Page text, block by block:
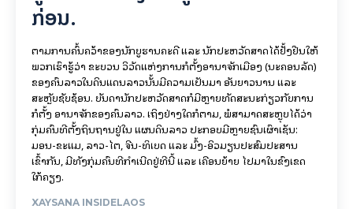
ກ່ອນ.
ຕາມການຄົ້ນຄວ້າຂອງນັກບູຮານຄະດີ ແລະ ນັກປະຫວັດສາດໄດ້ຢັ້ງຢືນໃຫ້
ພວກເຮົາຮູ້ວ່າ ຂະບວນ ວິວັດແຫ່ງການກໍ່ຕັ້ງອານາຈັກເມືອງ (ນະຄອນລັດ)
ຂອງຄົນລາວໃນດິນແດນລາວນັ້ນມີຄວາມເປັນມາ ອັນຍາວນານ ແລະ
ສະຫຼັບຊັບຊ້ອນ. ບັນດານັກປະຫວັດສາດກໍມີຫຼາຍທັດສະນະກ່ຽວກັບການ
ກໍ່ຕັ້ງ ອານາຈັກຂອງຄົນລາວ. ເຖິງຢ່າງໃດກໍຕາມ, ພໍສາມາດສະຫຼຸບໄດ້ວ່າ
ກຸ່ມຄົນທີ່ຕັ້ງຖິ່ນຖານຢູ່ໃນ ແຜນດິນລາວ ປະກອບມີຫຼາຍຊົນເຜົ່າເຊັ່ນ:
ມອນ-ຂະແມ, ລາວ-ໄຕ, ຈີນ-ທິເບດ ແລະ ມົ້ງ-ອິວມຽນປະສົມປະສານ
ເຂົ້າກັນ, ມີທັງກຸ່ມຄົນທີ່ກຳເນີດຢູ່ທີ່ນີ້ ແລະ ເຄື່ອນຍ້າຍ ໄປມາໃນຂົງເຂດ
ໃກ້ຄຽງ.
XAYSANA INSIDELAOS